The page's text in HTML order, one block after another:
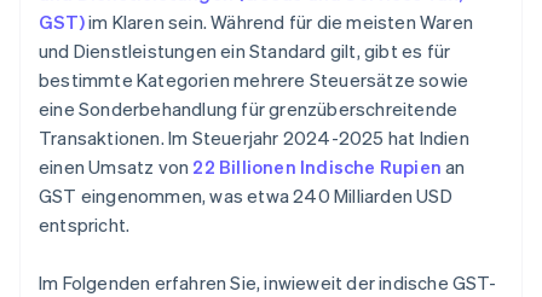
GST)im Klaren sein. Während für die meisten Waren
und Dienstleistungen ein Standard gilt, gibt es für
bestimmte Kategorien mehrere Steuersätze sowie
eine Sonderbehandlung für grenzüberschreitende
Transaktionen. Im Steuerjahr 2024-2025 hat Indien
einen Umsatz von 22 Billionen Indische Rupien an
GST eingenommen, was etwa 240 Milliarden USD
entspricht.
Im Folgenden erfahren Sie, inwieweit der indische GST-